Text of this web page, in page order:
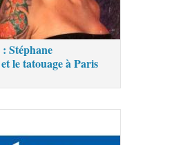
Stéphane
le tatouage à Paris